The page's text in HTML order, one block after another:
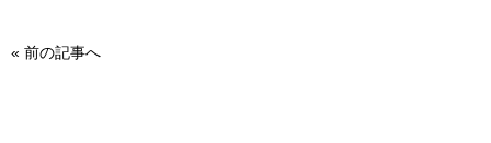
« 前の記事へ